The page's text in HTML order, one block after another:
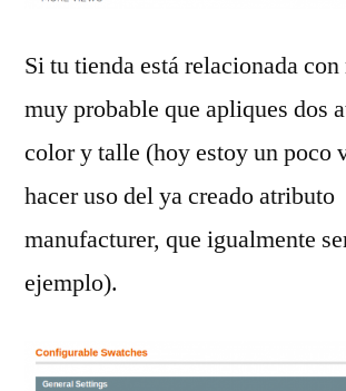
Si tu tienda está relacionada con
muy probable que apliques dos
color y talle (hoy estoy un poco
hacer uso del ya creado atributo
manufacturer, que igualmente
ejemplo).